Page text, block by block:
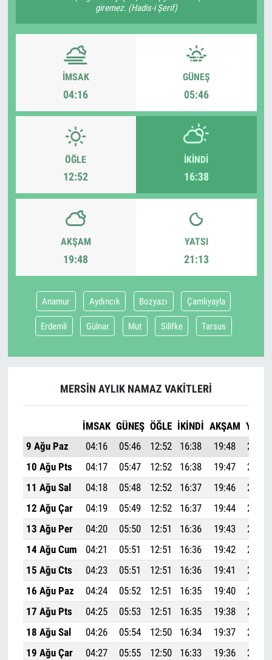
giremez. (Hadis-i Şerif)
İMSAK
04:16
GÜNEŞ
05:46
ÖĞLE
12:52
İKINDI
16:38
AKŞAM
19:48
YATSI
21:13
Anamur Aydıncık Bozyazı Çamlıyayla
Erdemli Gülnar Mut Silifke Tarsus
MERSIN AYLIK NAMAZ VAKITLERI
İMSAK GÜNEŞ ÖĞLE İKINDI AKŞAM YATSI
9 Ağu Paz
04:16 05:46 12:52 16:38 19:48
21:13
10 Ağu Pts
04:17 05:47 12:52 16:38 19:47
21:11
11 Ağu Sal
04:18 05:48 12:52 16:37 19:46
21:10
12 Ağu Çar
04:19 05:49 12:52 16:37 19:44
21:08
13 Ağu Per
04:20 05:50 12:51 16:36 19:43
21:07
14 Ağu Cum
04:21 05:51 12:51 16:36 19:42
21:05
15 Ağu Cts
04:23 05:51 12:51 16:36 19:41
21:04
16 Ağu Paz
04:24 05:52 12:51 16:35 19:40
21:02
17 Ağu Pts
04:25 05:53 12:51 16:35 19:38
21:00
18 Ağu Sal
04:26 05:54 12:50 16:34 19:37
20:59
19 Ağu Çar
04:27 05:55 12:50 16:33 19:36
20:57